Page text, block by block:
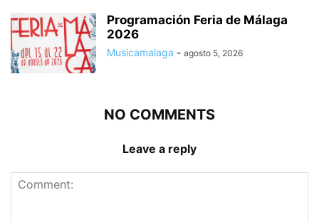
Programación Feria de Málaga
2026
Musicamalaga - agosto 5, 2026
NO COMMENTS
Leave a reply